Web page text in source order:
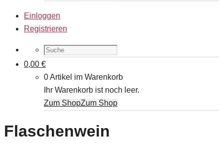
Einloggen
Registrieren
0,00 €
0 Artikel im Warenkorb
Ihr Warenkorb ist noch leer.
Zum ShopZum Shop
Flaschenwein